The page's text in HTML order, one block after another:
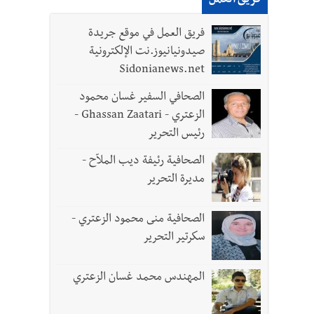
الجيش في هذه المرحلة الدقيقة
العسكريين
فريق العمل في موقع جريدة
صيدونيانيوز.نت الإلكترونية
Sidonianews.net
الصحافي السفير غسان محمود
الزعتري - Ghassan Zaatari -
رئيس التحرير
الصحافية رئيفة ديب الملاّح -
مديرة التحرير
الصحافية منى محمود الزعتري -
سكرتير التحرير
المهندس محمد غسان الزعتري